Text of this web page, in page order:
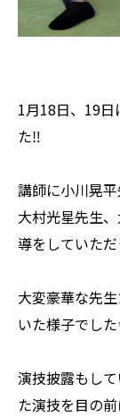
1月18日、19
た‼️
講師に小川晃
大村光星先生
導をしていた
大変豪華な先
いた様子でした
演技披露もし
た演技を目の